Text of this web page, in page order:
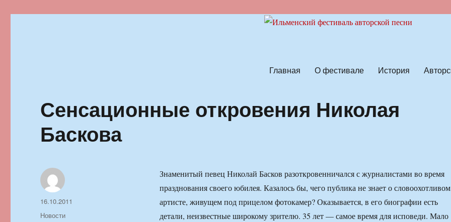
Главная О фестивале История
Сенсационные откровения Николая
Баскова
Знаменитый певец Николай Басков разоткровенничался с журналистами во время
празднования своего юбилея. Казалось бы, чего публика не знает о словоохотливом
артисте, живущем под прицелом фотокамер? Оказывается, в его биографии есть
детали, неизвестные широкому зрителю. 35 лет — самое время для исповеди. Мало
Автор
Опубликовано
16.10.2011
Рубрики
Новости